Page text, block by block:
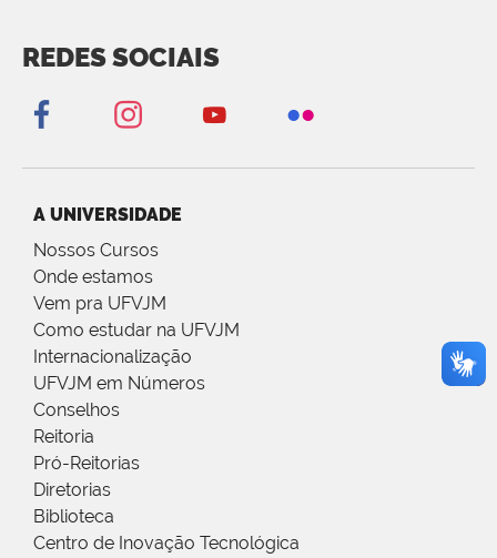
REDES SOCIAIS
A UNIVERSIDADE
Nossos Cursos
Onde estamos
Vem pra UFVJM
Como estudar na UFVJM
Internacionalização
UFVJM em Números
Conselhos
Reitoria
Pró-Reitorias
Diretorias
Biblioteca
Centro de Inovação Tecnológica